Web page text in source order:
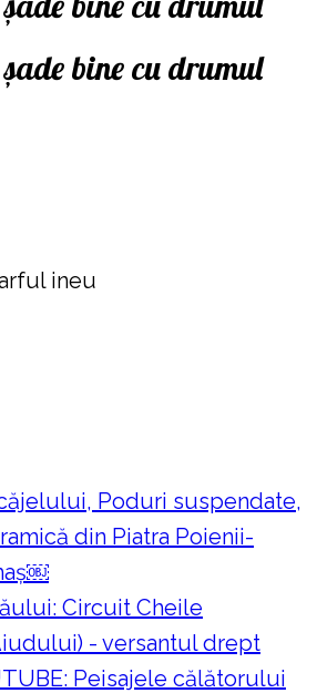
bine cu drumul
ineu
Poduri suspendate,
din Piatra Poienii-
Circuit Cheile
- versantul drept
Peisajele călătorului